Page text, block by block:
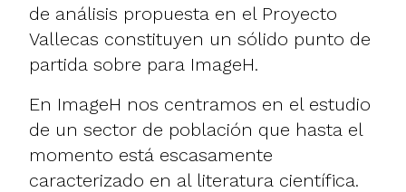
de análisis propuesta en el Proyecto
Vallecas constituyen un sólido punto de
partida sobre para ImageH.
En ImageH nos centramos en el estudio
de un sector de población que hasta el
momento está escasamente
caracterizado en al literatura científica.